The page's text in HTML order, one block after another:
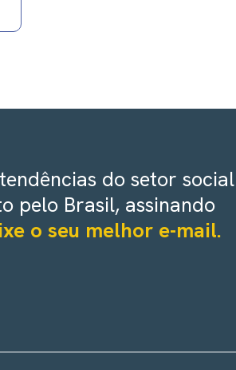
do setor social
pelo Brasil, assinando
o seu melhor e-mail.